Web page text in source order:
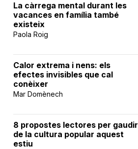
La càrrega mental durant les
vacances en família també
existeix
Paola Roig
Calor extrema i nens: els
efectes invisibles que cal
conèixer
Mar Domènech
8 propostes lectores per gaudir
de la cultura popular aquest
estiu